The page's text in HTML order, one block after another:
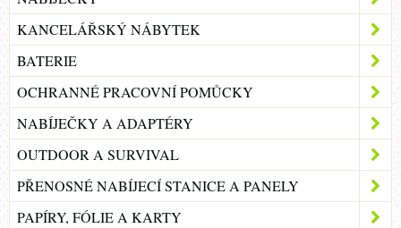
KANCELÁŘSKÝ NÁBYTEK
BATERIE
OCHRANNÉ PRACOVNÍ POMŮCKY
NABÍJEČKY A ADAPTÉRY
OUTDOOR A SURVIVAL
PŘENOSNÉ NABÍJECÍ STANICE A PANELY
PAPÍRY, FÓLIE A KARTY